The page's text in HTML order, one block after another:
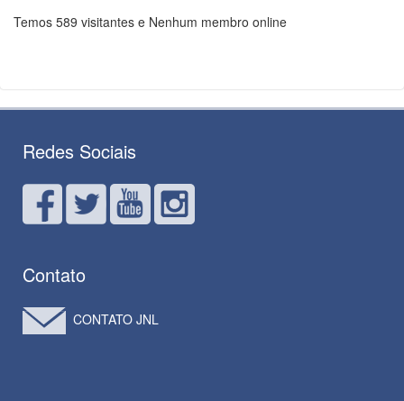
Temos 589 visitantes e Nenhum membro online
Redes Sociais
Contato
CONTATO JNL